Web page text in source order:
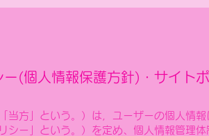
ー(個人情報保護方針)・サイト
当方」という。）は，ユーザーの個人情
シー」という。）を定め、個人情報管理